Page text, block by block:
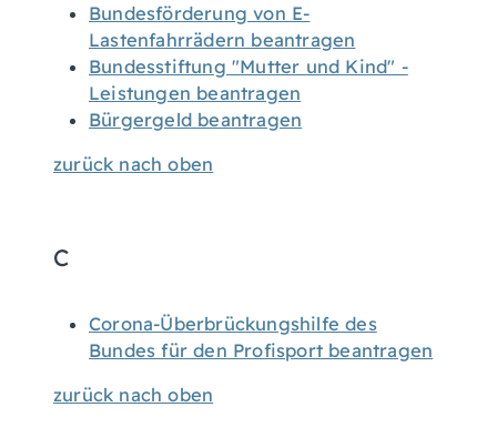
Bundesförderung von E-
Lastenfahrrädern beantragen
Bundesstiftung "Mutter und Kind" -
Leistungen beantragen
Bürgergeld beantragen
zurück nach oben
C
Corona-Überbrückungshilfe des
Bundes für den Profisport beantragen
zurück nach oben